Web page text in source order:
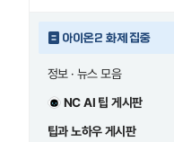
아이온2 화제 집중
정보 · 뉴스 모음
NC AI 팁 게시판
팁과 노하우 게시판